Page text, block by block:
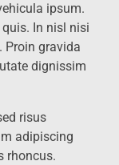
ipsum.
In nisl nisi
Proin gravida
dignissim
risus
adipiscing
rhoncus.